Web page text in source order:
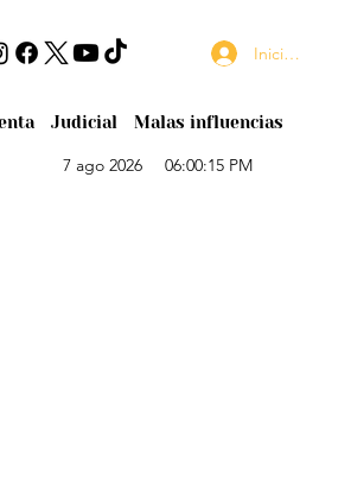
Judicial Malas influencias
Iniciar sesión
7 ago 2026 06:00:15 PM